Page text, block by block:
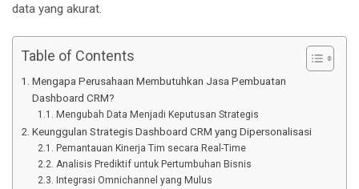
data yang akurat.
Table of Contents
Mengapa Perusahaan Membutuhkan Jasa Pembuatan
Dashboard CRM?
Mengubah Data Menjadi Keputusan Strategis
Keunggulan Strategis Dashboard CRM yang Dipersonalisasi
Pemantauan Kinerja Tim secara Real-Time
Analisis Prediktif untuk Pertumbuhan Bisnis
Integrasi Omnichannel yang Mulus